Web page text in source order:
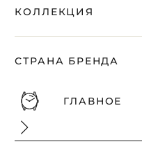
БЕСПЛАТНАЯ ДОСТАВКА
ГАРАНТИЯ 12-24 МЕСЯЦА
ОТПРАВКА В ДЕНЬ ЗАКАКА
КОЛЛЕКЦИЯ
СТРАНА БРЕНДА
ГЛАВНОЕ